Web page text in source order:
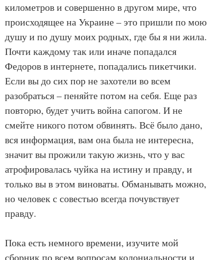
километров и совершенно в другом мире, что
происходящее на Украине – это пришли по мою
душу и по душу моих родных, где бы я ни жила.
Почти каждому так или иначе попадался
Федоров в интернете, попадались пикетчики.
Если вы до сих пор не захотели во всем
разобраться – пеняйте потом на себя. Еще раз
повторю, будет учить война сапогом. И не
смейте никого потом обвинять. Всё было дано,
вся информация, вам она была не интересна,
значит вы прожили такую жизнь, что у вас
атрофировалась чуйка на истину и правду, и
только вы в этом виноваты. Обманывать можно,
но человек с совестью всегда почувствует
правду.
Пока есть немного времени, изучите мой
сборник по всем вопросам колониальности и